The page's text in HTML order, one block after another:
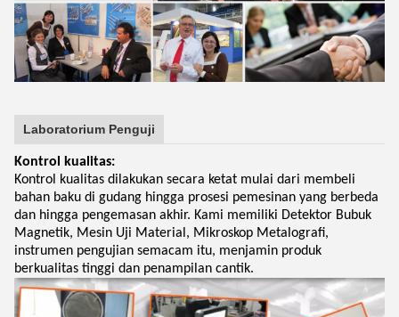
Laboratorium Penguji
Kontrol kualitas:
Kontrol kualitas dilakukan secara ketat mulai dari membeli
bahan baku di gudang hingga prosesi pemesinan yang berbeda
dan hingga pengemasan akhir. Kami memiliki Detektor Bubuk
Magnetik, Mesin Uji Material, Mikroskop Metalografi,
instrumen pengujian semacam itu, menjamin produk
berkualitas tinggi dan penampilan cantik.